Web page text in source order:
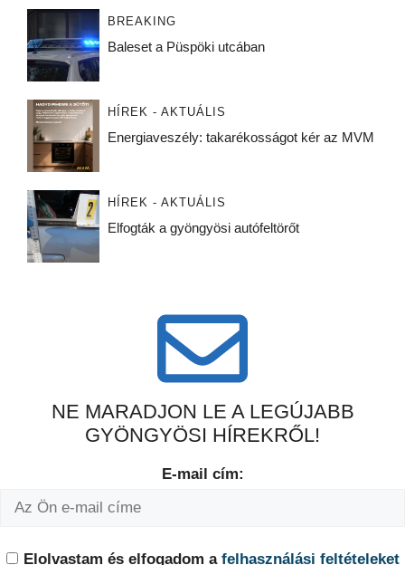
BREAKING
Baleset a Püspöki utcában
HÍREK - AKTUÁLIS
Energiaveszély: takarékosságot kér az MVM
HÍREK - AKTUÁLIS
Elfogták a gyöngyösi autófeltörőt
NE MARADJON LE A LEGÚJABB
GYÖNGYÖSI HÍREKRŐL!
E-mail cím:
Elolvastam és elfogadom a felhasználási feltételeket